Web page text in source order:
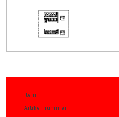
Item
Artikel nummer